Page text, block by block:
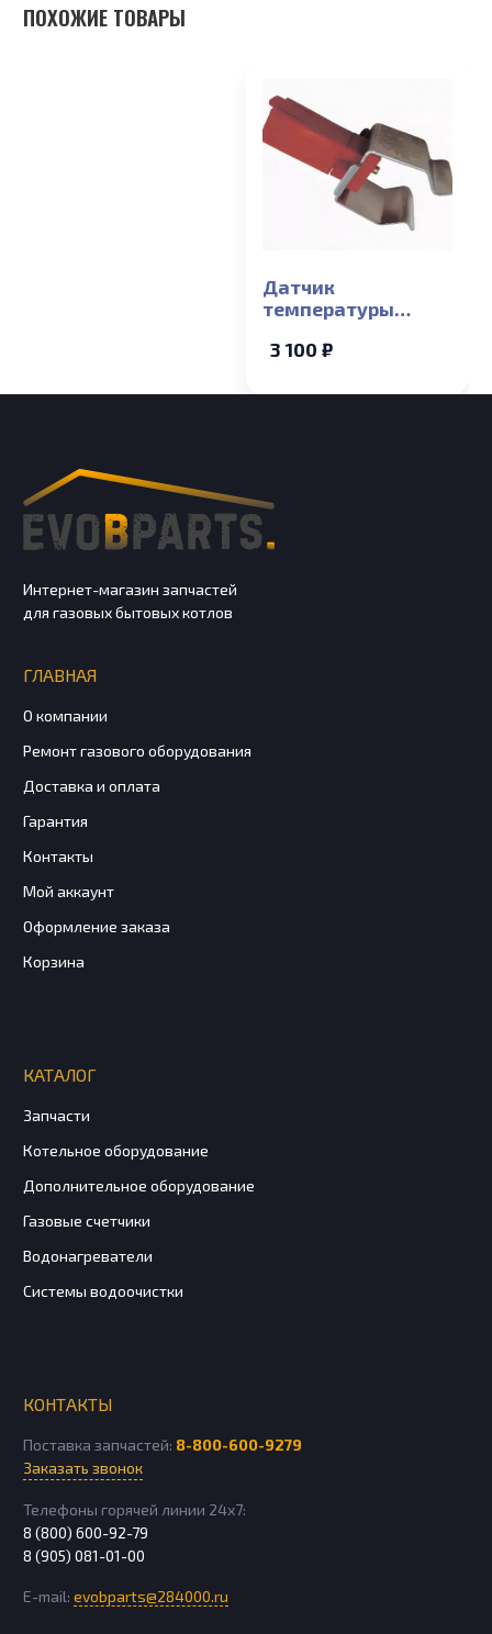
ПОХОЖИЕ ТОВАРЫ
Датчик
температуры
ECO Compact, ECO-5
3 100 ₽
Интернет-магазин запчастей
для газовых бытовых котлов
ГЛАВНАЯ
О компании
Ремонт газового оборудования
Доставка и оплата
Гарантия
Контакты
Мой аккаунт
Оформление заказа
Корзина
КАТАЛОГ
Запчасти
Котельное оборудование
Дополнительное оборудование
Газовые счетчики
Водонагреватели
Системы водоочистки
КОНТАКТЫ
Поставка запчастей: 8-800-600-9279
Заказать звонок
Телефоны горячей линии 24х7:
8 (800) 600-92-79
8 (905) 081-01-00
E-mail: evobparts@284000.ru